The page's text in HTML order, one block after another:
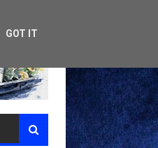
GOT IT